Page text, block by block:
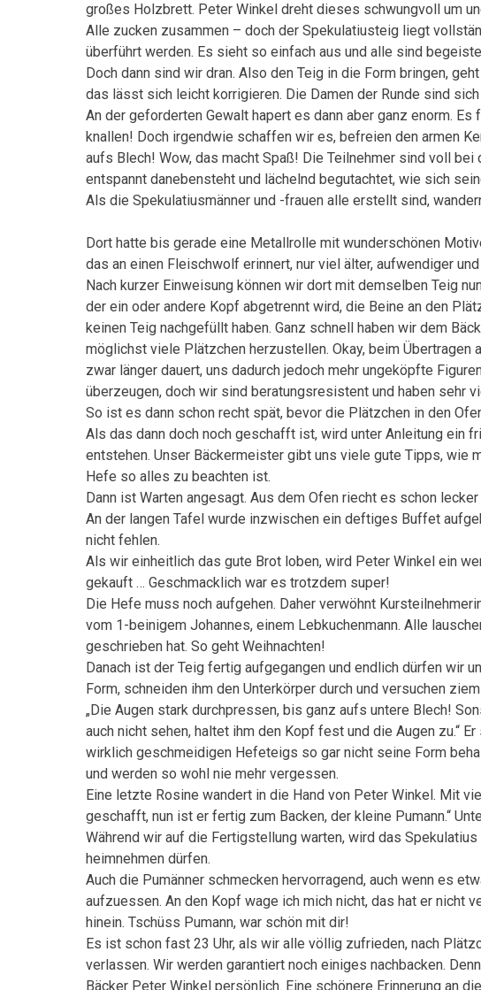
großes Holzbrett. Peter Winkel dreht dieses schwungvoll um
Alle zucken zusammen – doch der Spekulatiusteig liegt
überführt werden. Es sieht so einfach aus und alle sind
Doch dann sind wir dran. Also den Teig in die Form bringen,
das lässt sich leicht korrigieren. Die Damen der Runde sind
An der geforderten Gewalt hapert es dann aber ganz enorm.
knallen! Doch irgendwie schaffen wir es, befreien den armen
aufs Blech! Wow, das macht Spaß! Die Teilnehmer sind voll
entspannt danebensteht und lächelnd begutachtet, wie sich
Als die Spekulatiusmänner und -frauen alle erstellt sind,
Dort hatte bis gerade eine Metallrolle mit wunderschönen
das an einen Fleischwolf erinnert, nur viel älter, aufwendiger
Nach kurzer Einweisung können wir dort mit demselben Teig
der ein oder andere Kopf abgetrennt wird, die Beine an den
keinen Teig nachgefüllt haben. Ganz schnell haben wir dem
möglichst viele Plätzchen herzustellen. Okay, beim
zwar länger dauert, uns dadurch jedoch mehr ungeköpfte
überzeugen, doch wir sind beratungsresistent und haben sehr
So ist es dann schon recht spät, bevor die Plätzchen in den
Als das dann doch noch geschafft ist, wird unter Anleitung ein
entstehen. Unser Bäckermeister gibt uns viele gute Tipps, wie
Hefe so alles zu beachten ist.
Dann ist Warten angesagt. Aus dem Ofen riecht es schon
An der langen Tafel wurde inzwischen ein deftiges Buffet
nicht fehlen.
Als wir einheitlich das gute Brot loben, wird Peter Winkel ein
gekauft … Geschmacklich war es trotzdem super!
Die Hefe muss noch aufgehen. Daher verwöhnt
vom 1-beinigem Johannes, einem Lebkuchenmann. Alle
geschrieben hat. So geht Weihnachten!
Danach ist der Teig fertig aufgegangen und endlich dürfen wir
Form, schneiden ihm den Unterkörper durch und versuchen
„Die Augen stark durchpressen, bis ganz aufs untere Blech!
auch nicht sehen, haltet ihm den Kopf fest und die Augen zu.“
wirklich geschmeidigen Hefeteigs so gar nicht seine Form
und werden so wohl nie mehr vergessen.
Eine letzte Rosine wandert in die Hand von Peter Winkel. Mit
geschafft, nun ist er fertig zum Backen, der kleine Pumann.“
Während wir auf die Fertigstellung warten, wird das
heimnehmen dürfen.
Auch die Pumänner schmecken hervorragend, auch wenn es
aufzuessen. An den Kopf wage ich mich nicht, das hat er nicht
hinein. Tschüss Pumann, war schön mit dir!
Es ist schon fast 23 Uhr, als wir alle völlig zufrieden, nach
verlassen. Wir werden garantiert noch einiges nachbacken.
Bäcker Peter Winkel persönlich. Eine schönere Erinnerung an